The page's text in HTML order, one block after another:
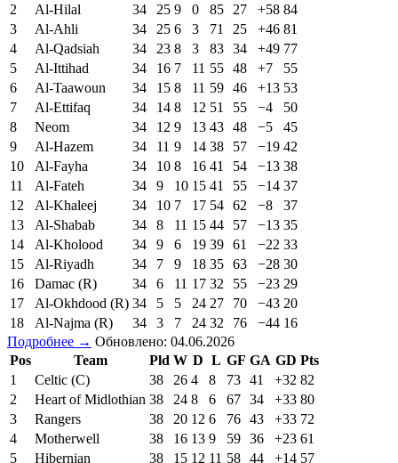
2
Al-Hilal 34 25 9 0 85 27 +58 84
3
Al-Ahli 34 25 6 3 71 25 +46 81
4
Al-Qadsiah 34 23 8 3 83 34 +49 77
5
Al-Ittihad 34 16 7 11 55 48 +7
55
6
Al-Taawoun 34 15 8 11 59 46 +13 53
7
Al-Ettifaq 34 14 8 12 51 55 −4
50
8
Neom 34 12 9 13 43 48 −5
45
9
Al-Hazem 34 11 9 14 38 57 −19 42
10
Al-Fayha 34 10 8 16 41 54 −13 38
11
Al-Fateh 34 9 10 15 41 55 −14 37
12
Al-Khaleej 34 10 7 17 54 62 −8
37
13
Al-Shabab 34 8 11 15 44 57 −13 35
14
Al-Kholood 34 9 6 19 39 61 −22 33
15
Al-Riyadh 34 7 9 18 35 63 −28 30
16
Damac (R) 34 6 11 17 32 55 −23 29
17
Al-Okhdood (R) 34 5 5 24 27 70 −43 20
18
Al-Najma (R) 34 3 7 24 32 76 −44 16
Подробнее → Обновлено: 04.06.2026
Pos
Team Pld W D L GF GA GD Pts
1
Celtic (C) 38 26 4 8 73 41 +32 82
2
Heart of Midlothian 38 24 8 6 67 34 +33 80
3
Rangers 38 20 12 6 76 43 +33 72
4
Motherwell 38 16 13 9 59 36 +23 61
5
Hibernian 38 15 12 11 58 44 +14 57